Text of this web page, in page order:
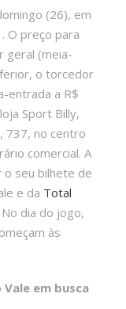
(26), em
O preço para
geral (meia-
o torcedor
entrada a R$
Sport Billy,
737, no centro
comercial. A
o seu bilhete de
e da Total
dia do jogo,
às
em busca